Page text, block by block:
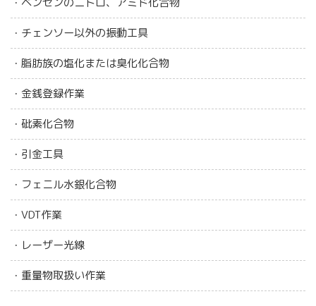
・チェンソー以外の振動工具
・脂肪族の塩化または臭化化合物
・金銭登録作業
・砒素化合物
・引金工具
・フェニル水銀化合物
・VDT作業
・レーザー光線
・重量物取扱い作業